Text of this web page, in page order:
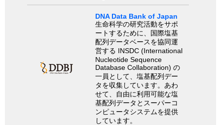
DNA Data Bank of Japan
生命科学の研究活動をサポ
ートするために、国際塩基
配列データベースを協同運
営する INSDC (International
Nucleotide Sequence
Database Collaboration) の
一員として、塩基配列デー
タを収集しています。あわ
せて、自由に利用可能な塩
基配列データとスーパーコ
ンピュータシステムを提供
しています。